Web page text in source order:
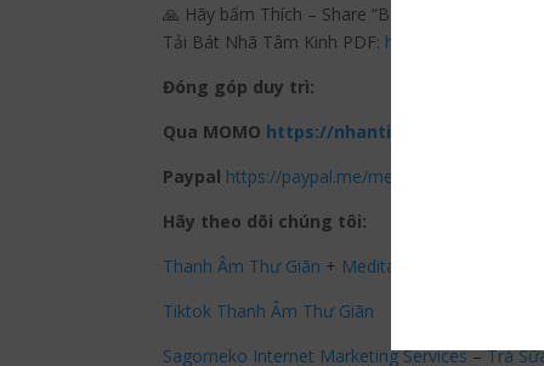
🙏 Hãy bấm Thích – Share “Bát Nhã Tâm Kinh
Tải Bát Nhã Tâm Kinh PDF: https://
Đóng góp duy trì:
Qua MOMO https://nhantien.momo.vn/
Paypal https://paypal.me/meditationmelody
Hãy theo dõi chúng tôi:
Thanh Âm Thư Giãn + Meditation Meloady
Tiktok Thanh Âm Thư Giãn
Sagomeko Internet Marketing Services–Trà